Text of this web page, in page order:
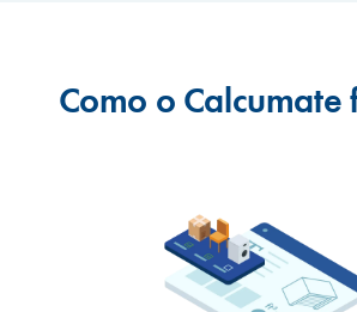
Como o Calcumate